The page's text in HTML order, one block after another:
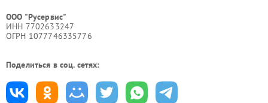
ООО "Русервис"
ИНН 7702633247
ОГРН 1077746335776
Поделиться в соц. сетях: